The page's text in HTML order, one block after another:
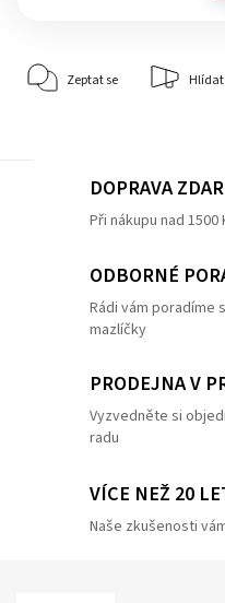
Zeptat se Hlídat
DOPRAVA
Při nákupu nad
ODBORNÉ
Rádi vám poradíme
mazlíčky
PRODEJNA V
Vyzvedněte si
radu
VÍCE NEŽ 20
Naše zkušenosti